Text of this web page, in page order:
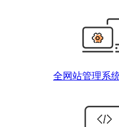
全网站管理系